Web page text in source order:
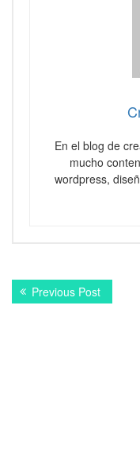
En el blog de
mucho
wordpress,
Navegación
dePrevious PostPrevious
post: